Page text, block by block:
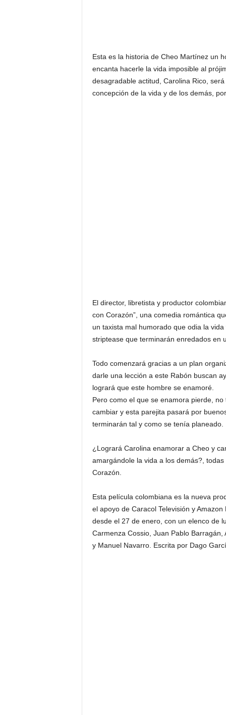
Esta es la historia de Cheo Martínez un
encanta hacerle la vida imposible al
desagradable actitud, Carolina Rico,
concepción de la vida y de los demás,
El director, libretista y productor
con Corazón”, una comedia romántica
un taxista mal humorado que odia la
striptease que terminarán enredados en
Todo comenzará gracias a un plan
darle una lección a este Rabón buscan
logrará que este hombre se enamoré.
Pero como el que se enamora pierde,
cambiar y esta parejita pasará por
terminarán tal y como se tenía planeado.
¿Logrará Carolina enamorar a Cheo y
amargándole la vida a los demás?,
Corazón.
Esta película colombiana es la nueva
el apoyo de Caracol Televisión y
desde el 27 de enero, con un elenco de
Carmenza Cossio, Juan Pablo
y Manuel Navarro. Escrita por Dago